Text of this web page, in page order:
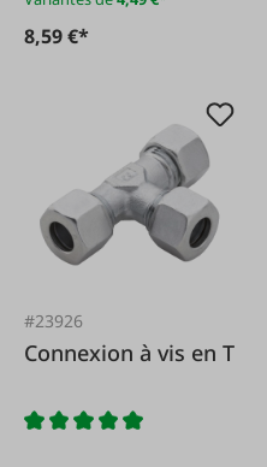
8,59 €*
#23926
Connexion à vis en T